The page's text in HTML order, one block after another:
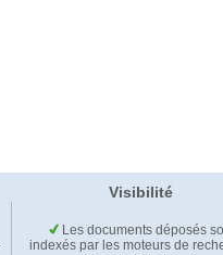
Visibilité
Les documents déposés
indexés par les moteurs de